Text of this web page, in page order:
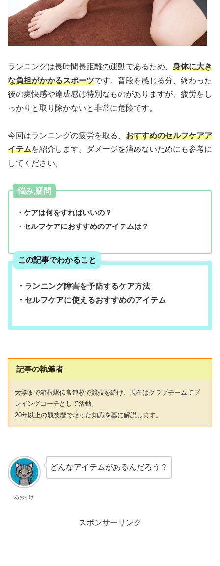
ランニングは長時間長距離の運動であるため、 身体に大き
な負担がかかるスポーツです。普段を感じる分、終わった
後の爽快感や達成感は特別なものがありますが、疲労をし
っかりと取り除かないと非常に危険です。
今回はランニングの疲労を取る、 おすすめのセルフケアア
イテムを紹介します。ダメージを溜めないためにも参考に
してください。
悩み,疑問
・ケアは何をすればいいの？
・セルフケアにおすすめのアイテムは？
この記事でわかること
・ランニング障害を予防するケア方法
・セルフケアに使えるおすすめのアイテム
記事の執筆者
大学まで箱根駅伝常連校で競技を続け、現在はクラブチームでプ
レイングコーチとして活動。
20年以上の競技歴で培った知識を基に解説します。
あおすけ
どんなアイテムがあるんだろう？
スポンサーリンク